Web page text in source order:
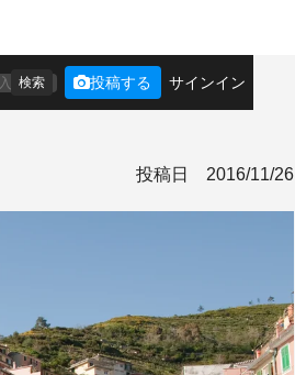
検索 投稿する サインイン
投稿日 2016/11/26